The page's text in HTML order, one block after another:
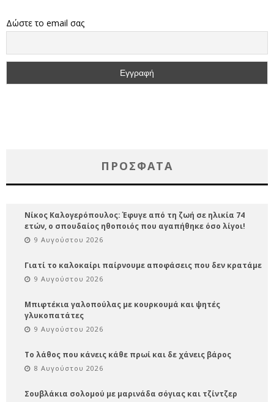
Δώστε το email σας
ΠΡΌΣΦΑΤΑ
Νίκος Καλογερόπουλος: Έφυγε από τη ζωή σε ηλικία 74
ετών, ο σπουδαίος ηθοποιός που αγαπήθηκε όσο λίγοι!
9 Αυγούστου 2026
Γιατί το καλοκαίρι παίρνουμε αποφάσεις που δεν κρατάμε
9 Αυγούστου 2026
Μπιφτέκια γαλοπούλας με κουρκουμά και ψητές
γλυκοπατάτες
9 Αυγούστου 2026
Το λάθος που κάνεις κάθε πρωί και δε χάνεις βάρος
8 Αυγούστου 2026
Σουβλάκια σολομού με μαρινάδα σόγιας και τζίντζερ